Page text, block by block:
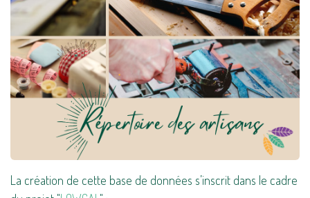
La création de cette base de données s’inscrit dans le cadre